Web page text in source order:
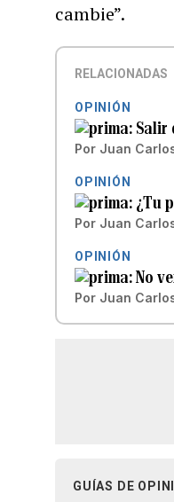
cambie”.
RELACIONADAS
OPINIÓN
Salir
Por Juan
OPINIÓN
¿Tu
Por Juan
OPINIÓN
No
Por Juan
GUÍAS DE